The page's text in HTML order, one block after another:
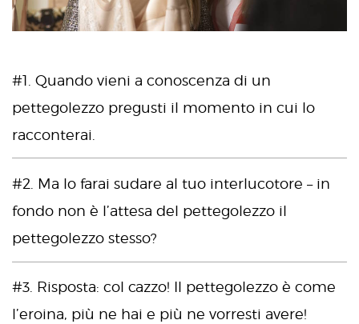
#1. Quando vieni a conoscenza di un
pettegolezzo pregusti il momento in cui lo
racconterai.
#2. Ma lo farai sudare al tuo interlucotore – in
fondo non è l’attesa del pettegolezzo il
pettegolezzo stesso?
#3. Risposta: col cazzo! Il pettegolezzo è come
l’eroina, più ne hai e più ne vorresti avere!